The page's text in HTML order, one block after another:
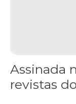
Assinada
revistas